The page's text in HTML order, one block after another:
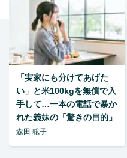
「実家にも分けてあげた
い」と米100kgを無償で入
手して…一本の電話で暴か
れた義妹の「驚きの目的」
森田 聡子